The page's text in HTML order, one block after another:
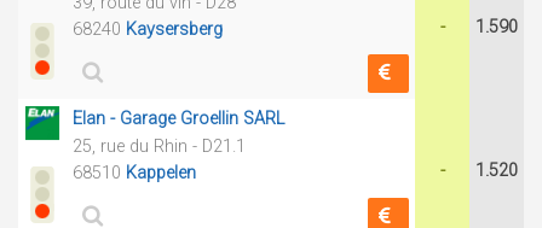
68240 Kaysersberg - 1.590
Elan - Garage Groellin SARL
25, rue du Rhin - D21.1
68510 Kappelen - 1.520